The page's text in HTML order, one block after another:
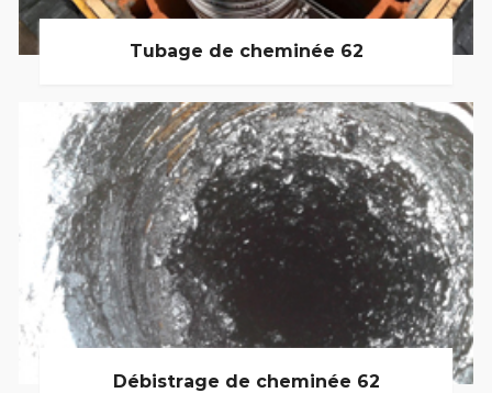
Tubage de cheminée 62
Débistrage de cheminée 62